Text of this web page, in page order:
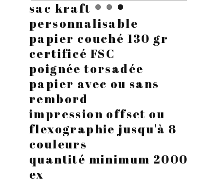
sac kraft
personnalisable
papier couché 130 gr
certificé FSC
poignée torsadée
papier avec ou sans
rembord
impression offset ou
flexographie jusqu'à 8
couleurs
quantité minimum 2000
ex